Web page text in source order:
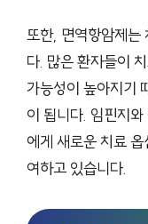
또한, 면역항암제는
다. 많은 환자들이
가능성이 높아지기
이 됩니다. 임핀지
에게 새로운 치료
여하고 있습니다.